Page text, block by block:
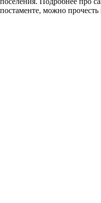
постаменте, можно